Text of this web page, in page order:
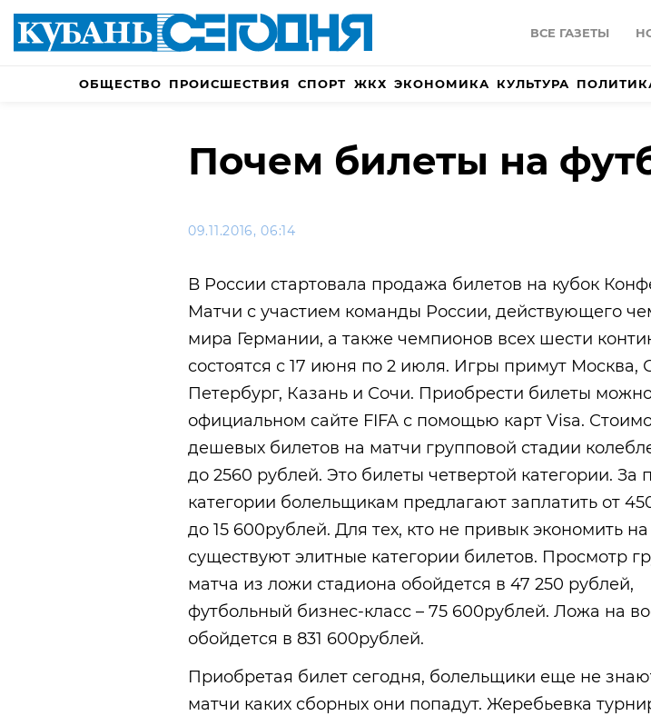
ВСЕ ГАЗЕТЫ
ОБЩЕСТВО ПРОИСШЕСТВИЯ СПОРТ ЖКХ ЭКОНОМИКА КУЛЬТУРА
Почем билеты на
09.11.2016, 06:14
В России стартовала продажа билетов на кубок
Матчи с участием команды России, действующего
мира Германии, а также чемпионов всех шести
состоятся с 17 июня по 2 июля. Игры примут Москва,
Петербург, Казань и Сочи. Приобрести билеты
официальном сайте FIFA с помощью карт Visa.
дешевых билетов на матчи групповой стадии
до 2560 рублей. Это билеты четвертой категории. За
категории болельщикам предлагают заплатить от
до 15 600рублей. Для тех, кто не привык экономить
существуют элитные категории билетов. Просмотр
матча из ложи стадиона обойдется в 47 250 рублей,
футбольный бизнес-класс – 75 600рублей. Ложа на
обойдется в 831 600рублей.
Приобретая билет сегодня, болельщики еще не
матчи каких сборных они попадут. Жеребьевка